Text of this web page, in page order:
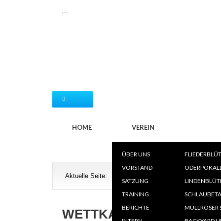
HOME VEREIN
ÜBER UNS
VORSTAND
SATZUNG
TRAINING
BERICHTE
MÜLLROSER
Aktuelle Seite:
WETTKAMPFKALENDER